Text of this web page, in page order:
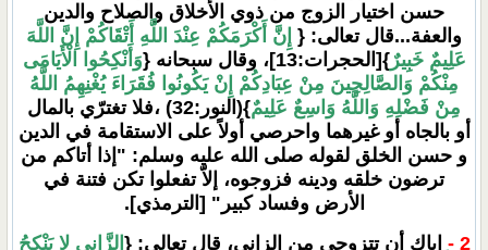
حسن اختيار الزوج من ذوي الأخلاق والصلاح والدين
والعفة...قال تعالى: { إِنَّ أَكْرَمَكُمْ عِنْدَ اللَّهِ أَتْقَاكُمْ إِنَّ اللَّهَ
عَلِيمٌ خَبِيرٌ}[الحجرات:13]، وقال سبحانه {
وَأَنْكِحُوا الْأَيَامَى
مِنْكُمْ وَالصَّالِحِينَ مِنْ عِبَادِكُمْ إِنْ يَكُونُوا فُقَرَاءَ يُغْنِهِمُ اللَّهُ
مِنْ فَضْلِهِ وَاللَّهُ وَاسِعٌ عَلِيمٌ
}(النور:32) ،فلا تغترّي بالمال
أو بالجاه أو غيرهما واحرصي أولاً على الاستقامة في الدين
و حسن الخلق لقوله صلى الله عليه وسلم: "إذا أتاكم من
ترضون خلقه ودينه فزوجوه، إلاّ تفعلوا تكن فتنة في
الأرض وفساد كبير" [الترمذي].
2 - إياك أن تتزوجي من الزاني، قال تعالى: { الزَّانِي لا يَنْكِحُ